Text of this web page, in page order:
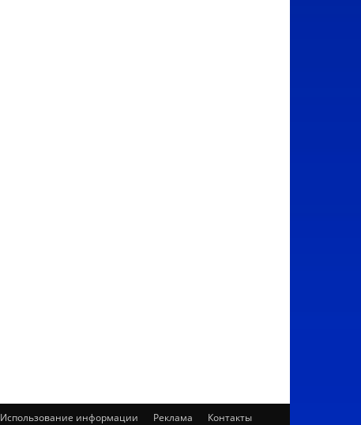
Использование информации Реклама Контакты